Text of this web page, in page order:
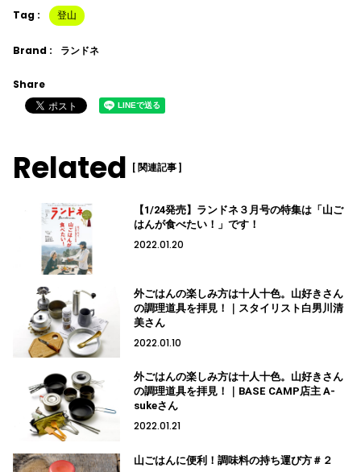
Tag : 登山
Brand : ランドネ
Share
Related [ 関連記事 ]
【1/24発売】ランドネ３月号の特集は「山ご
はんが食べたい！」です！
2022.01.20
外ごはんの楽しみ方は十人十色。山好きさん
の調理道具を拝見！｜スタイリスト白男川清
美さん
2022.01.10
外ごはんの楽しみ方は十人十色。山好きさん
の調理道具を拝見！｜BASE CAMP店主 A-
sukeさん
2022.01.21
山ごはんに便利！調味料の持ち運び方＃２